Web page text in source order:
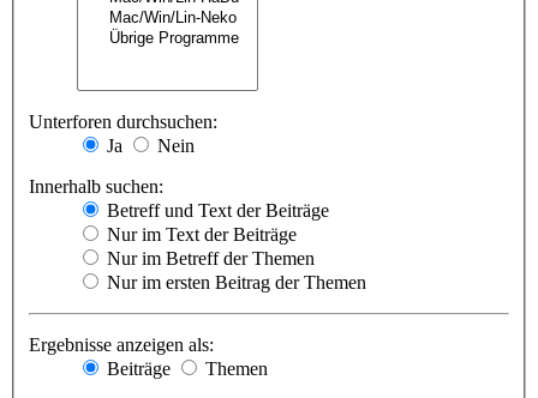
Unterforen durchsuchen:
Ja
Nein
Innerhalb suchen:
Betreff und Text der Beiträge
Nur im Text der Beiträge
Nur im Betreff der Themen
Nur im ersten Beitrag der Themen
Ergebnisse anzeigen als:
Beiträge
Themen